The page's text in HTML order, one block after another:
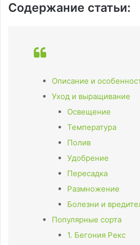
Содержание статьи:
Описание и
Уход и выращивание
Освещение
Температура
Полив
Удобрение
Пересадка
Размножение
Болезни и
Популярные сорта
1. Бегония Рекс